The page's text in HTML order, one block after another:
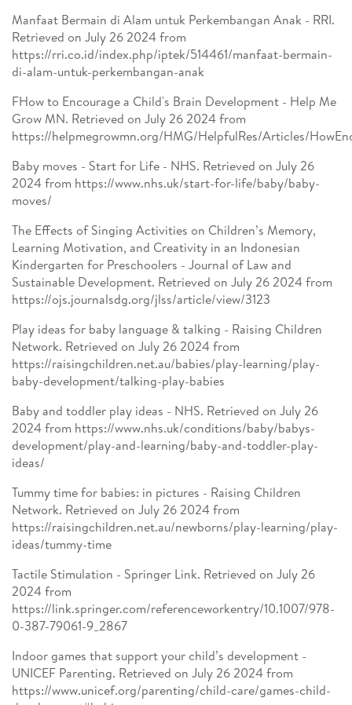
Manfaat Bermain di Alam untuk Perkembangan Anak - RRI.
Retrieved on July 26 2024 from
https://rri.co.id/index.php/iptek/514461/manfaat-bermain-
di-alam-untuk-perkembangan-anak
FHow to Encourage a Child's Brain Development - Help Me
Grow MN. Retrieved on July 26 2024 from
https://helpmegrowmn.org/HMG/HelpfulRes/Articles/
Baby moves - Start for Life - NHS. Retrieved on July 26
2024 from https://www.nhs.uk/start-for-life/baby/baby-
moves/
The Effects of Singing Activities on Children’s Memory,
Learning Motivation, and Creativity in an Indonesian
Kindergarten for Preschoolers - Journal of Law and
Sustainable Development. Retrieved on July 26 2024 from
https://ojs.journalsdg.org/jlss/article/view/3123
Play ideas for baby language & talking - Raising Children
Network. Retrieved on July 26 2024 from
https://raisingchildren.net.au/babies/play-learning/play-
baby-development/talking-play-babies
Baby and toddler play ideas - NHS. Retrieved on July 26
2024 from https://www.nhs.uk/conditions/baby/babys-
development/play-and-learning/baby-and-toddler-play-
ideas/
Tummy time for babies: in pictures - Raising Children
Network. Retrieved on July 26 2024 from
https://raisingchildren.net.au/newborns/play-learning/play-
ideas/tummy-time
Tactile Stimulation - Springer Link. Retrieved on July 26
2024 from
https://link.springer.com/referenceworkentry/10.1007/978-
0-387-79061-9_2867
Indoor games that support your child’s development -
UNICEF Parenting. Retrieved on July 26 2024 from
https://www.unicef.org/parenting/child-care/games-child-